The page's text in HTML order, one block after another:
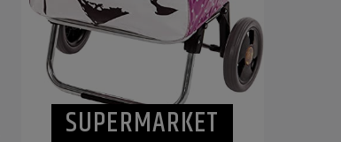
SUPERMARKET